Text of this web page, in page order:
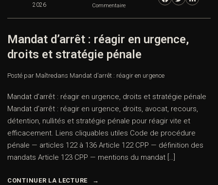
2026 Commentaire
Mandat d’arrêt : réagir en urgence,
droits et stratégie pénale
Posté par Maîtredans Mandat d’arrêt : réagir en urgence
Mandat d’arrêt : réagir en urgence, droits et stratégie pénale
Mandat d’arrêt : réagir en urgence, droits, avocat, recours,
détention, nullités et stratégie pénale pour réagir vite et
efficacement. Liens cliquables utiles Code de procédure
pénale — articles 122 à 136 Article 122 CPP — définition des
mandats Article 123 CPP — mentions du mandat […]
CONTINUER LA LECTURE